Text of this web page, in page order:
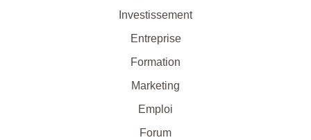
Investissement
Entreprise
Formation
Marketing
Emploi
Forum